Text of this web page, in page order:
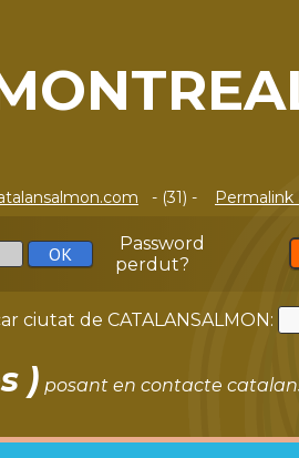
- (31) - Permalink
Password
perdut?
ciutat de CATALANSALMON:
) posant en contacte